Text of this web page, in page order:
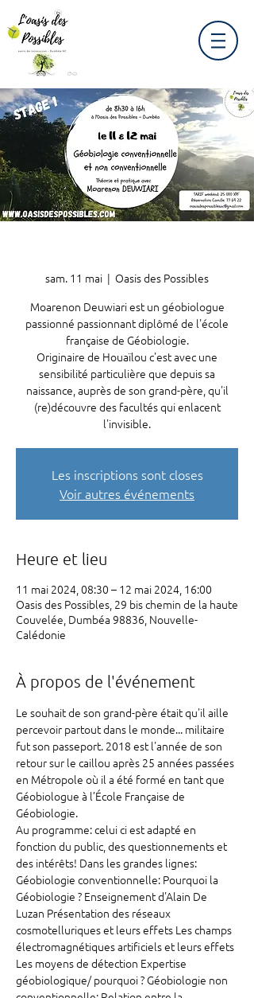
sam. 11 mai
  |
Oasis des Possibles
Moarenon Deuwiari est un géobiologue
passionné passionnant diplômé de l'école
française de Géobiologie.
Originaire de Houaïlou c'est avec une
sensibilité particulière que depuis sa
naissance, auprès de son grand-père, qu'il
(re)découvre des facultés qui enlacent
l'invisible.
Les inscriptions sont closes
Voir autres événements
Heure et lieu
11 mai 2024, 08:30 – 12 mai 2024, 16:00
Oasis des Possibles, 29 bis chemin de la haute
Couvelée, Dumbéa 98836, Nouvelle-
Calédonie
À propos de l'événement
Le souhait de son grand-père était qu'il aille
percevoir partout dans le monde... militaire
fut son passeport. 2018 est l'année de son
retour sur le caillou après 25 années passées
en Métropole où il a été formé en tant que
Géobiologue à l’École Française de
Géobiologie.
Au programme: celui ci est adapté en
fonction du public, des questionnements et
des intérêts! Dans les grandes lignes:
Géobiologie conventionnelle: Pourquoi la
Géobiologie ? Enseignement d'Alain De
Luzan Présentation des réseaux
cosmotelluriques et leurs effets Les champs
électromagnétiques artificiels et leurs effets
Les moyens de détection Expertise
géobiologique/ pourquoi ? Géobiologie non